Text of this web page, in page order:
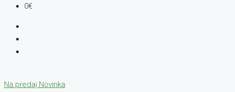
0€
Na predaj Novinka